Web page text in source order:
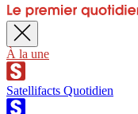
À la une
Satellifacts Quotidien